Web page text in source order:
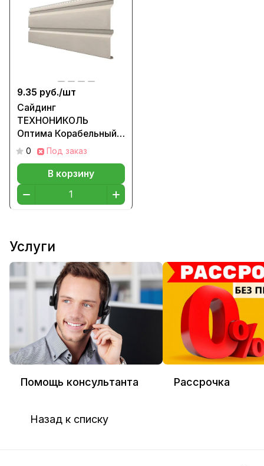
9.35 руб./шт
Сайдинг
ТЕХНОНИКОЛЬ
Оптима Корабельный
брус, цвет Акация 3м
0 Под заказ
В корзину
Услуги
Помощь консультанта Рассрочка
Назад к списку